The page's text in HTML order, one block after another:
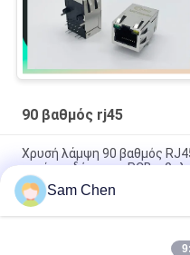
90 βαθμός rj45
Χρυσή λάμψη 90 βαθμός
καμίας οδήγησης, PCB ο
90 βαθμού 8P8C RJ45
ενιαία επάνω στο γκρι PBT
Sam Chen